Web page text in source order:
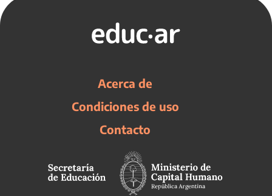
Acerca de
Condiciones de uso
Contacto